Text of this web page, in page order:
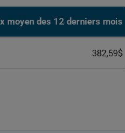
​​moyen des 12 derniers mois
382,59$